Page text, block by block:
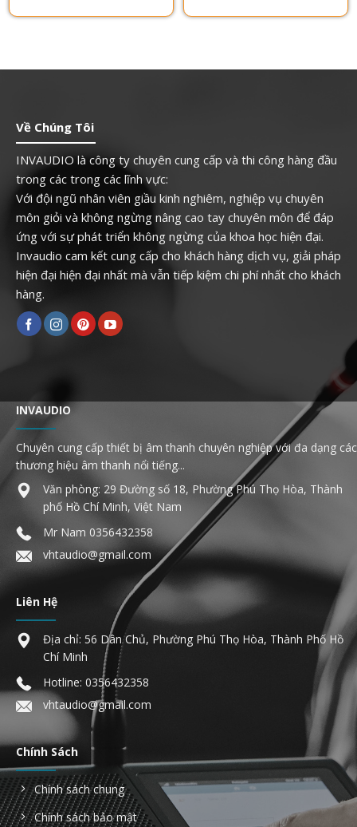
Về Chúng Tôi
INVAUDIO là công ty chuyên cung cấp và thi công hàng đầu
trong các trong các lĩnh vực:
Với đội ngũ nhân viên giầu kinh nghiêm, nghiệp vụ chuyên
môn giỏi và không ngừng nâng cao tay chuyên môn để đáp
ứng với sự phát triển không ngừng của khoa học hiện đại.
Invaudio cam kết cung cấp cho khách hàng dịch vụ, giải pháp
hiện đại hiện đại nhất mà vẫn tiếp kiệm chi phí nhất cho khách
hàng.
INVAUDIO
Chuyên cung cấp thiết bị âm thanh chuyên nghiệp với đa dạng các
thương hiệu âm thanh nổi tiếng...
Văn phòng: 29 Đường số 18, Phường Phú Thọ Hòa, Thành
phố Hồ Chí Minh, Việt Nam
Mr Nam 0356432358
vhtaudio@gmail.com
Liên Hệ
Địa chỉ: 56 Dân Chủ, Phường Phú Thọ Hòa, Thành Phố Hồ
Chí Minh
Hotline: 0356432358
vhtaudio@gmail.com
Chính Sách
Chính sách chung
Chính sách bảo mật